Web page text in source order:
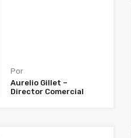
Por
Aurelio Gillet –
Director Comercial